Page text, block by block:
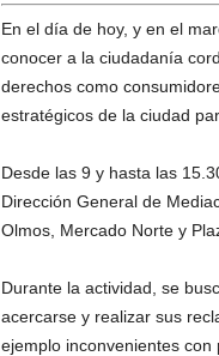
En el día de hoy, y en el
conocer a la ciudadanía
derechos como
estratégicos de la ciudad
Desde las 9 y hasta las
Dirección General de
Olmos, Mercado Norte y
Durante la actividad, se
acercarse y realizar sus
ejemplo inconvenientes con